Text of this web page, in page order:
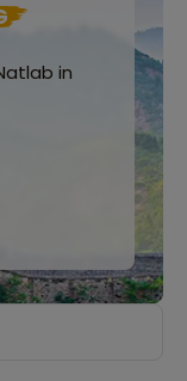
in